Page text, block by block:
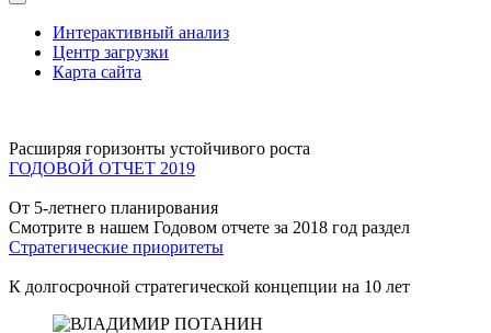
Интерактивный анализ
Центр загрузки
Карта сайта
Расширяя горизонты устойчивого роста
ГОДОВОЙ ОТЧЕТ 2019
От 5-летнего планирования
Смотрите в нашем Годовом отчете за 2018 год раздел
Стратегические приоритеты
К долгосрочной стратегической концепции на 10 лет